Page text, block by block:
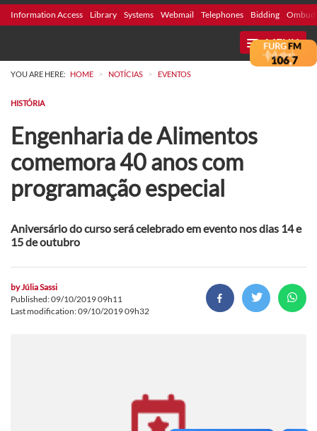
Information Access Library Systems Webmail Telephones Bidding
MENU
YOU ARE HERE: HOME > NOTÍCIAS > EVENTOS
HISTÓRIA
Engenharia de Alimentos
comemora 40 anos com
programação especial
Aniversário do curso será celebrado em evento nos dias 14 e
15 de outubro
byJúlia Sassi
Published: 09/10/2019 09h11
Last modification: 09/10/2019 09h32